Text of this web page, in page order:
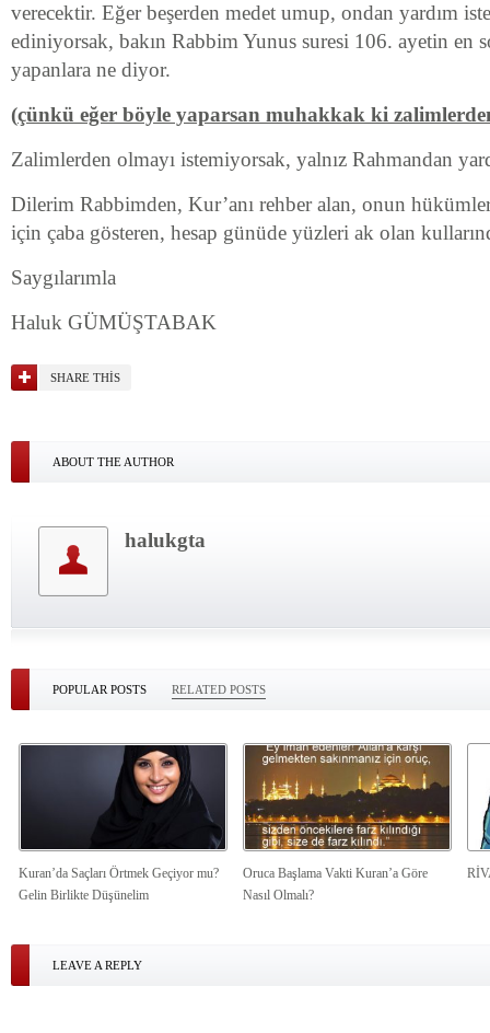
verecektir. Eğer beşerden medet umup, ondan yardım
ediniyorsak, bakın Rabbim Yunus suresi 106. ayetin en
yapanlara ne diyor.
(çünkü eğer böyle yaparsan muhakkak ki
Zalimlerden olmayı istemiyorsak, yalnız Rahmandan
Dilerim Rabbimden, Kur’anı rehber alan, onun
için çaba gösteren, hesap günüde yüzleri ak olan
Saygılarımla
Haluk GÜMÜŞTABAK
SHARE THIS
ABOUT THE AUTHOR
halukgta
POPULAR POSTS RELATED POSTS
Kuran’da Saçları Örtmek Geçiyor mu?
Gelin Birlikte Düşünelim
Oruca Başlama Vakti Kuran’a Göre
Nasıl Olmalı?
LEAVE A REPLY